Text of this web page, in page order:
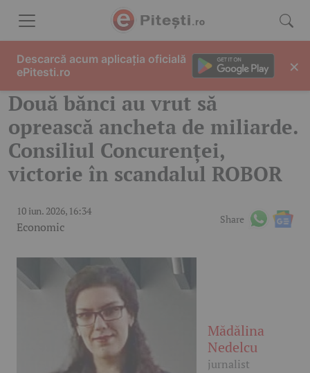
Două bănci au vrut să
oprească ancheta de miliarde.
Consiliul Concurenței,
victorie în scandalul ROBOR
10 iun. 2026, 16:34
Economic
Share
Mădălina
Nedelcu
jurnalist
Descarcă acum aplicația oficială
ePitesti.ro
×